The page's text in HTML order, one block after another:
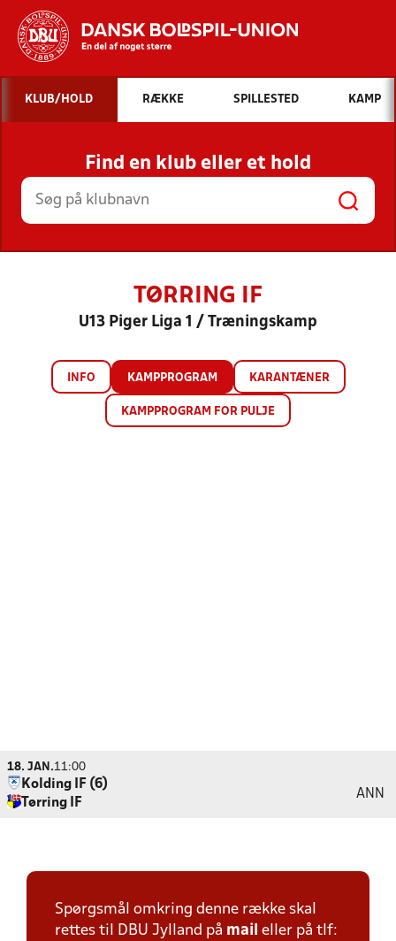
Hvad vil du søge efter?
INDHOLD OG NYHEDER
STILLINGER, RESULTATER, KLUBBER OG
HOLD
KLUB/HOLD RÆKKE SPILLESTED KAMP
Find en klub eller et hold
TØRRING IF
U13 Piger Liga 1 / Træningskamp
INFO KAMPPROGRAM KARANTÆNER
KAMPPROGRAM FOR PULJE
18. JAN.11:00
Kolding IF (6)
Tørring IF
ANN
Spørgsmål omkring denne række skal
rettes til DBU Jylland på mail eller på tlf: